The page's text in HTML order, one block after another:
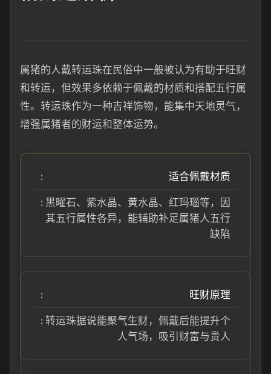
属猪的人戴转运珠在民俗中一般被认为有助于旺财
和转运，但效果多依赖于佩戴的材质和搭配五行属
性。转运珠作为一种吉祥饰物，能集中天地灵气，
增强属猪者的财运和整体运势。
适合佩戴材质
黑曜石、紫水晶、黄水晶、红玛瑙等，因
其五行属性各异，能辅助补足属猪人五行
缺陷
旺财原理
转运珠据说能聚气生财，佩戴后能提升个
人气场，吸引财富与贵人